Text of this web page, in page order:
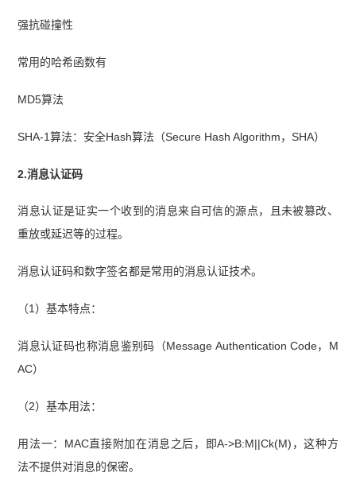
强抗碰撞性
常用的哈希函数有
MD5算法
SHA-1算法：安全Hash算法（Secure Hash Algorithm，SHA）
2.消息认证码
消息认证是证实一个收到的消息来自可信的源点，且未被篡改、
重放或延迟等的过程。
消息认证码和数字签名都是常用的消息认证技术。
（1）基本特点：
消息认证码也称消息鉴别码（Message Authentication Code，M
AC）
（2）基本用法：
用法一：MAC直接附加在消息之后，即A->B:M||Ck(M)，这种方
法不提供对消息的保密。